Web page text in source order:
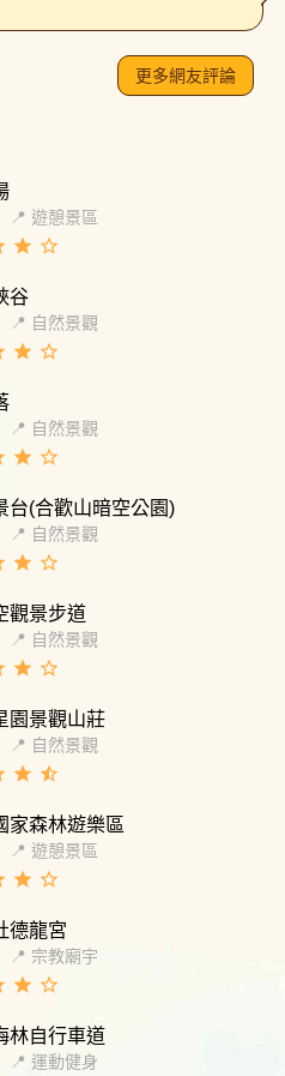
更多網友評論
📍 遊憩景區
grade star_border
谷
📍 自然景觀
grade star_border
📍 自然景觀
grade star_border
台(合歡山暗空公園)
📍 自然景觀
grade star_border
觀景步道
📍 自然景觀
grade star_border
園景觀山莊
📍 自然景觀
grade star_half
家森林遊樂區
📍 遊憩景區
grade star_border
德龍宮
📍 宗教廟宇
grade star_border
林自行車道
📍 運動健身